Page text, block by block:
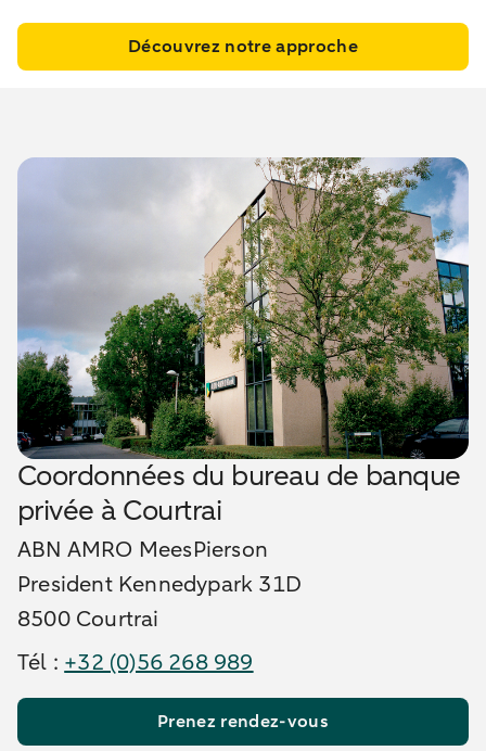
Découvrez notre approche
Coordonnées du bureau de banque
privée à Courtrai
ABN AMRO MeesPierson
President Kennedypark 31D
8500 Courtrai
Tél : +32 (0)56 268 989
Prenez rendez-vous